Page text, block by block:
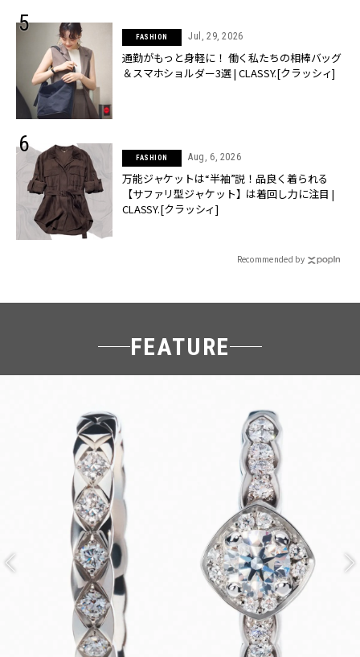
FASHION Jul, 29, 2026
通勤がもっと身軽に！ 働く私たちの相棒バッグ
＆スマホショルダー3選 | CLASSY.[クラッシィ]
FASHION Aug, 6, 2026
万能ジャケットは“半袖”説！品良く着られる
【サファリ型ジャケット】は着回し力に注目 |
CLASSY.[クラッシィ]
Recommended by
FEATURE